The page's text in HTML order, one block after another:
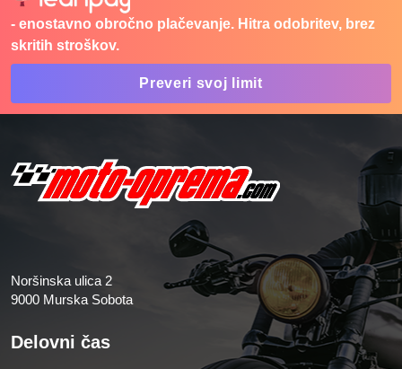
- enostavno obročno plačevanje. Hitra odobritev, brez
skritih stroškov.
Preveri svoj limit
Noršinska ulica 2
9000 Murska Sobota
Delovni čas